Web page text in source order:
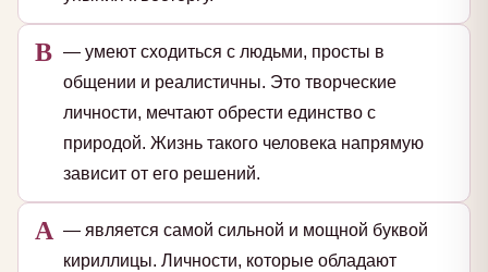
В — умеют сходиться с людьми, просты в
общении и реалистичны. Это творческие
личности, мечтают обрести единство с
природой. Жизнь такого человека напрямую
зависит от его решений.
А — является самой сильной и мощной буквой
кириллицы. Личности, которые обладают